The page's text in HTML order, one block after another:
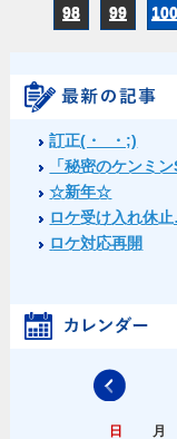
98 99 100
訂正(・_・;)
「秘密のケンミ
☆新年☆
ロケ受け入れ休
ロケ対応再開
日 月
前の月